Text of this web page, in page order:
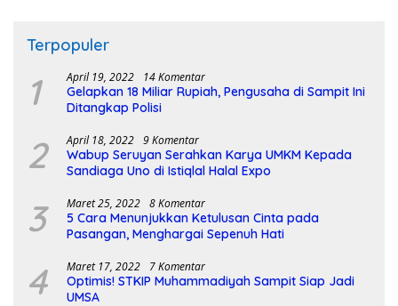
Terpopuler
1 April 19, 2022 14 Komentar
Gelapkan 18 Miliar Rupiah, Pengusaha di Sampit Ini
Ditangkap Polisi
2 April 18, 2022 9 Komentar
Wabup Seruyan Serahkan Karya UMKM Kepada
Sandiaga Uno di Istiqlal Halal Expo
3 Maret 25, 2022 8 Komentar
5 Cara Menunjukkan Ketulusan Cinta pada
Pasangan, Menghargai Sepenuh Hati
4 Maret 17, 2022 7 Komentar
Optimis! STKIP Muhammadiyah Sampit Siap Jadi
UMSA